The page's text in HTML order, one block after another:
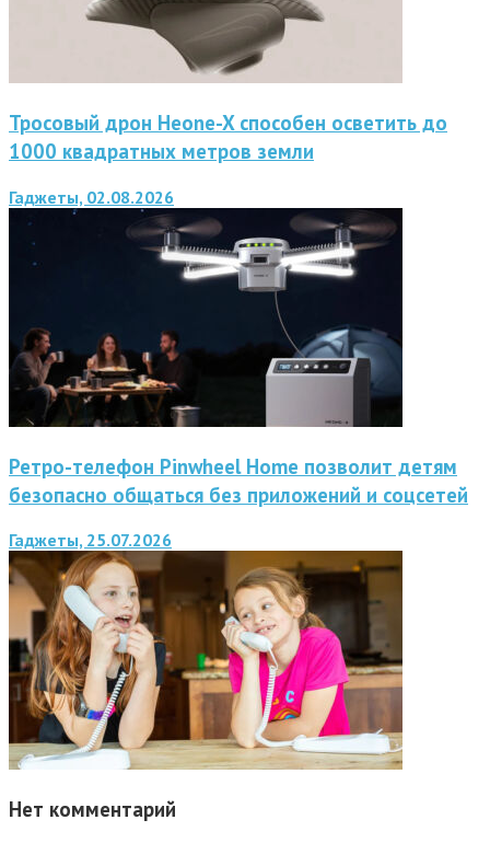
Тросовый дрон Heone-X способен осветить до
1000 квадратных метров земли
Гаджеты, 02.08.2026
Ретро-телефон Pinwheel Home позволит детям
безопасно общаться без приложений и соцсетей
Гаджеты, 25.07.2026
Нет комментарий